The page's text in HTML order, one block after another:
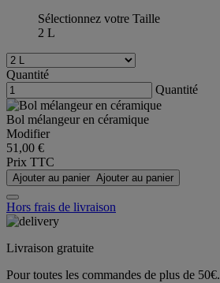
Sélectionnez votre Taille
2 L
Quantité
Quantité
Bol mélangeur en céramique
Modifier
51,00 €
Prix TTC
Ajouter au panier Ajouter au panier
Hors frais de livraison
Livraison gratuite
Pour toutes les commandes de plus de 50€.